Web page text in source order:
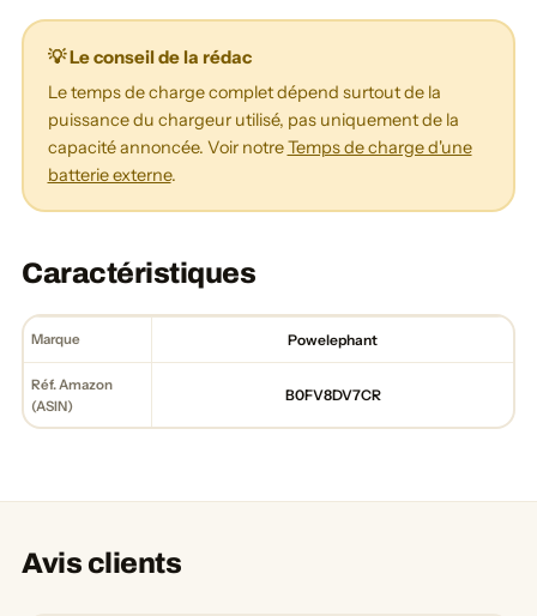
💡 Le conseil de la rédac
Le temps de charge complet dépend surtout de la
puissance du chargeur utilisé, pas uniquement de la
capacité annoncée. Voir notreTemps de charge d'une
batterie externe.
Caractéristiques
Marque Powelephant
Réf. Amazon
(ASIN)
B0FV8DV7CR
Avis clients